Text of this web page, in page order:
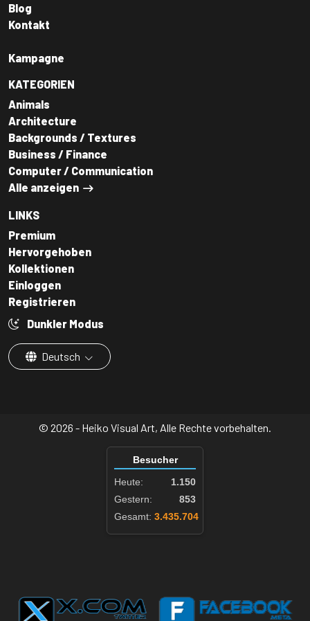
Blog
Kontakt
Kampagne
KATEGORIEN
Animals
Architecture
Backgrounds / Textures
Business / Finance
Computer / Communication
Alle anzeigen
LINKS
Premium
Hervorgehoben
Kollektionen
Einloggen
Registrieren
Dunkler Modus
Deutsch
© 2026 - Heiko Visual Art, Alle Rechte vorbehalten.
Besucher
Heute:
1.150
Gestern:
853
Gesamt: 3.435.704